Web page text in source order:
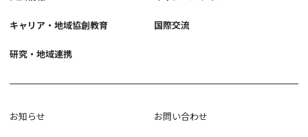
キャリア・地域協創教育 国際交流
研究・地域連携
お知らせ お問い合わせ